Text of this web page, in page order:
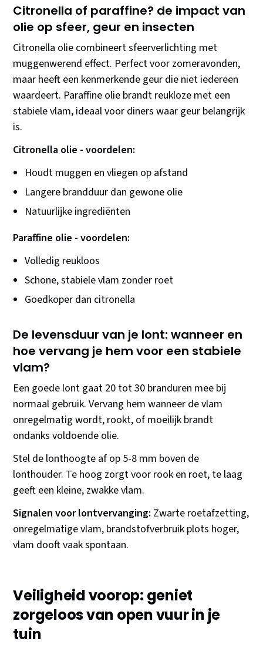
Citronella of paraffine? de impact van
olie op sfeer, geur en insecten
Citronella olie combineert sfeerverlichting met
muggenwerend effect. Perfect voor zomeravonden,
maar heeft een kenmerkende geur die niet iedereen
waardeert. Paraffine olie brandt reukloze met een
stabiele vlam, ideaal voor diners waar geur belangrijk
is.
Citronella olie - voordelen:
Houdt muggen en vliegen op afstand
Langere brandduur dan gewone olie
Natuurlijke ingrediënten
Paraffine olie - voordelen:
Volledig reukloos
Schone, stabiele vlam zonder roet
Goedkoper dan citronella
De levensduur van je lont: wanneer en
hoe vervang je hem voor een stabiele
vlam?
Een goede lont gaat 20 tot 30 branduren mee bij
normaal gebruik. Vervang hem wanneer de vlam
onregelmatig wordt, rookt, of moeilijk brandt
ondanks voldoende olie.
Stel de lonthoogte af op 5-8 mm boven de
lonthouder. Te hoog zorgt voor rook en roet, te laag
geeft een kleine, zwakke vlam.
Signalen voor lontvervanging: Zwarte roetafzetting,
onregelmatige vlam, brandstofverbruik plots hoger,
vlam dooft vaak spontaan.
Veiligheid voorop: geniet
zorgeloos van open vuur in je
tuin